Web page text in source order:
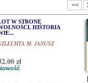
<<
W STRONĘ
HISTORIA
M. JANUSZ
zł